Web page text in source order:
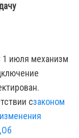
июля механизм
сзаконом